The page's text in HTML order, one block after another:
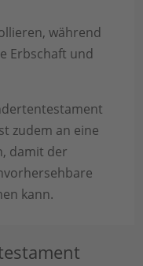
während
Erbschaft und
zudem an eine
damit der
kann.